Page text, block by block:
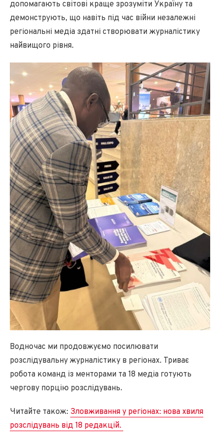
допомагають світові краще зрозуміти Україну та
демонструють, що навіть під час війни незалежні
регіональні медіа здатні створювати журналістику
найвищого рівня.
Водночас ми продовжуємо посилювати
розслідувальну журналістику в регіонах. Триває
робота команд із менторами та 18 медіа готують
чергову порцію розслідувань.
Читайте також: Зловживання у регіонах: нова хвиля
розслідувань від 18 редакцій.